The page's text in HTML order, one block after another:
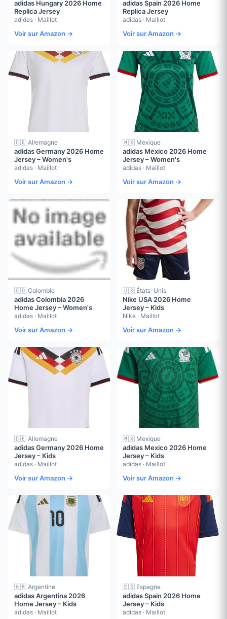
adidas Hungary 2026 Home
Replica Jersey
adidas · Maillot
Voir sur Amazon →
adidas Spain 2026 Home
Replica Jersey
adidas · Maillot
Voir sur Amazon →
🇩🇪 Allemagne
adidas Germany 2026 Home
Jersey – Women's
adidas · Maillot
Voir sur Amazon →
🇲🇽 Mexique
adidas Mexico 2026 Home
Jersey – Women's
adidas · Maillot
Voir sur Amazon →
🇨🇴 Colombie
adidas Colombia 2026
Home Jersey – Women's
adidas · Maillot
Voir sur Amazon →
🇺🇸 États-Unis
Nike USA 2026 Home
Jersey – Kids
Nike · Maillot
Voir sur Amazon →
🇩🇪 Allemagne
adidas Germany 2026 Home
Jersey – Kids
adidas · Maillot
Voir sur Amazon →
🇲🇽 Mexique
adidas Mexico 2026 Home
Jersey – Kids
adidas · Maillot
Voir sur Amazon →
🇦🇷 Argentine
adidas Argentina 2026
Home Jersey – Kids
adidas · Maillot
🇪🇸 Espagne
adidas Spain 2026 Home
Jersey – Kids
adidas · Maillot